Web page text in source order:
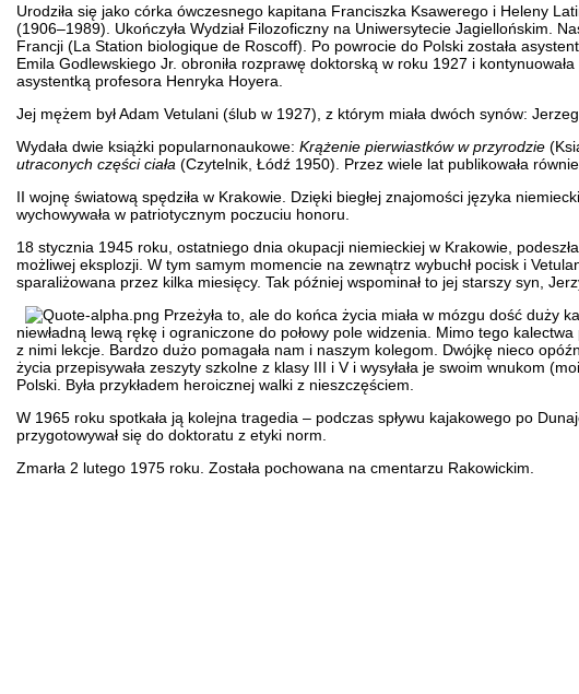
Urodziła się jako córka ówczesnego kapitana Franciszka Ksawerego i Heleny
(1906–1989). Ukończyła Wydział Filozoficzny na Uniwersytecie Jagiellońskim.
Francji (La Station biologique de Roscoff). Po powrocie do Polski została
Emila Godlewskiego Jr. obroniła rozprawę doktorską w roku 1927 i
asystentką profesora Henryka Hoyera.
Jej mężem był Adam Vetulani (ślub w 1927), z którym miała dwóch synów:
Wydała dwie książki popularnonaukowe: Krążenie pierwiastków w przyrodzie
utraconych części ciała (Czytelnik, Łódź 1950). Przez wiele lat publikowała
II wojnę światową spędziła w Krakowie. Dzięki biegłej znajomości języka
wychowywała w patriotycznym poczuciu honoru.
18 stycznia 1945 roku, ostatniego dnia okupacji niemieckiej w Krakowie,
możliwej eksplozji. W tym samym momencie na zewnątrz wybuchł pocisk i
sparaliżowana przez kilka miesięcy. Tak później wspominał to jej starszy syn,
Przeżyła to, ale do końca życia miała w mózgu dość duży
niewładną lewą rękę i ograniczone do połowy pole widzenia. Mimo tego
z nimi lekcje. Bardzo dużo pomagała nam i naszym kolegom. Dwójkę nieco
życia przepisywała zeszyty szkolne z klasy III i V i wysyłała je swoim wnukom
Polski. Była przykładem heroicznej walki z nieszczęściem.
W 1965 roku spotkała ją kolejna tragedia – podczas spływu kajakowego po
przygotowywał się do doktoratu z etyki norm.
Zmarła 2 lutego 1975 roku. Została pochowana na cmentarzu Rakowickim.